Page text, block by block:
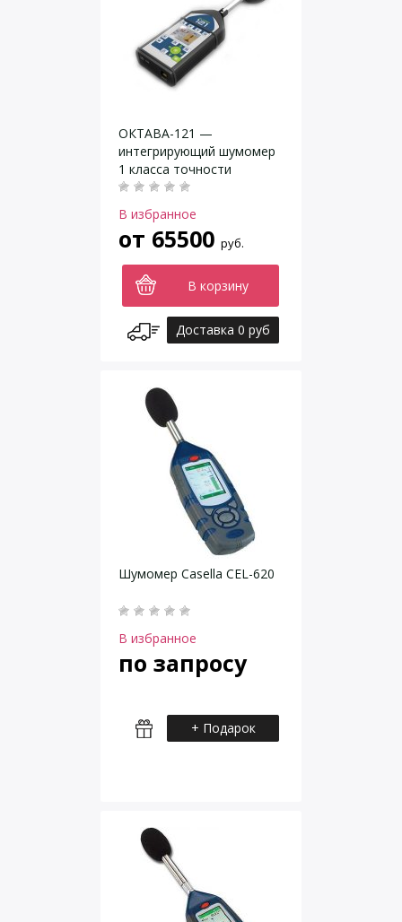
ОКТАВА-121 —
интегрирующий шумомер
1 класса точности
В избранное
от 65500 руб.
В корзину
Доставка 0 руб
Шумомер Casella CEL-620
В избранное
по запросу
+ Подарок